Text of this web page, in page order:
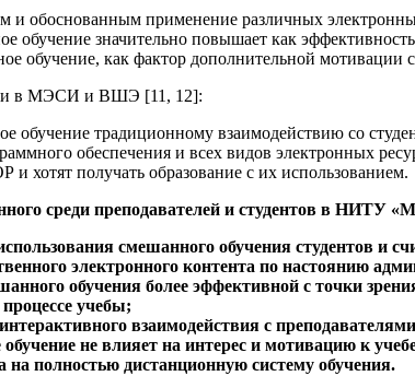
и обоснованным применение различных
обучение значительно повышает как
обучение, как фактор дополнительной мотивации
в МЭСИ и ВШЭ [11, 12]:
обучение традиционному взаимодействию со
обеспечения и всех видов электронных
и хотят получать образование с их использованием.
среди преподавателей и студентов в НИТУ
смешанного обучения студентов и
электронного контента по настоянию
обучения более эффективной с точки
учебы;
взаимодействия с
не влияет на интерес и мотивацию к
на полностью дистанционную систему обучения.